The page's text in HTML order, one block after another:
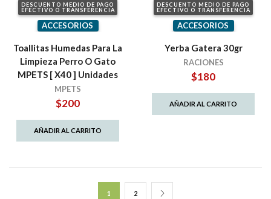
DESCUENTO MEDIO DE PAGO
EFECTIVO O TRANSFERENCIA
ACCESORIOS
Toallitas Humedas Para La
Limpieza Perro O Gato
MPETS [ X40 ] Unidades
MPETS
$200
AÑADIR AL CARRITO
DESCUENTO MEDIO DE PAGO
EFECTIVO O TRANSFERENCIA
ACCESORIOS
Yerba Gatera 30gr
RACIONES
$180
AÑADIR AL CARRITO
1 2